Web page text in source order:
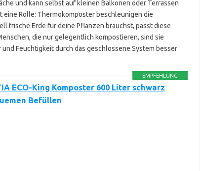
und kann selbst auf kleinen Balkonen oder Terrassen
Rolle: Thermokomposter beschleunigen die
frische Erde für deine Pflanzen brauchst, passt diese
die nur gelegentlich kompostieren, sind sie
Feuchtigkeit durch das geschlossene System besser
EMPFEHLUNG
ECO-King Komposter 600 Liter schwarz
Befüllen